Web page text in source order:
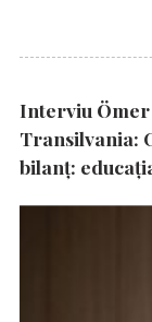
Interviu Ömer
Transilvania:
bilanț: